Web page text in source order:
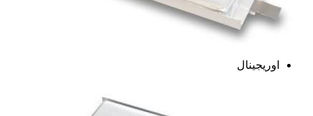
اوریجینال